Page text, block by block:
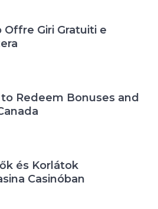
Offre Giri Gratuiti e
to Redeem Bonuses and
és Korlátok
Casinóban